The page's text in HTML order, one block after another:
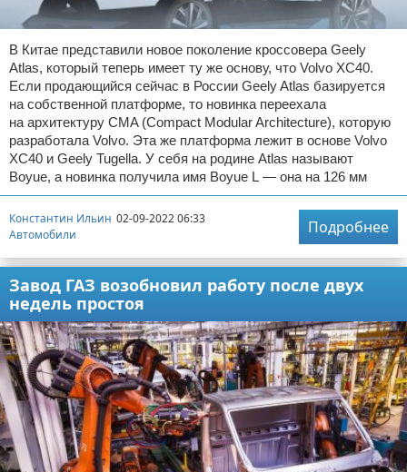
В Китае представили новое поколение кроссовера Geely
Atlas, который теперь имеет ту же основу, что Volvo XC40.
Если продающийся сейчас в России Geely Atlas базируется
на собственной платформе, то новинка переехала
на архитектуру CMA (Compact Modular Architecture), которую
разработала Volvo. Эта же платформа лежит в основе Volvo
XC40 и Geely Tugella. У себя на родине Atlas называют
Boyue, а новинка получила имя Boyue L — она на 126 мм
Константин Ильин 02-09-2022 06:33
Автомобили
Подробнее
Завод ГАЗ возобновил работу после двух
недель простоя